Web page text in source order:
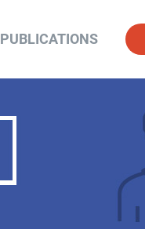
PUBLICATIONS